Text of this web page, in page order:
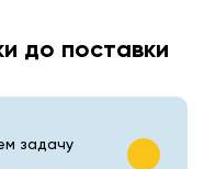
до поставки
задачу